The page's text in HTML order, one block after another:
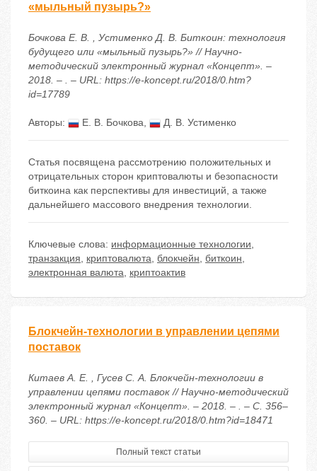
«мыльный пузырь?»
Бочкова Е. В. , Устименко Д. В. Биткоин: технология
будущего или «мыльный пузырь?» // Научно-
методический электронный журнал «Концепт». –
2018. – . – URL: https://e-koncept.ru/2018/0.htm?
id=17789
Авторы: Е. В. Бочкова, Д. В. Устименко
Статья посвящена рассмотрению положительных и
отрицательных сторон криптовалюты и безопасности
биткоина как перспективы для инвестиций, а также
дальнейшего массового внедрения технологии.
Ключевые слова: информационные технологии,
транзакция, криптовалюта, блокчейн, биткоин,
электронная валюта, криптоактив
Блокчейн-технологии в управлении цепями
поставок
Китаев А. Е. , Гусев С. А. Блокчейн-технологии в
управлении цепями поставок // Научно-методический
электронный журнал «Концепт». – 2018. – . – С. 356–
360. – URL: https://e-koncept.ru/2018/0.htm?id=18471
Полный текст статьи